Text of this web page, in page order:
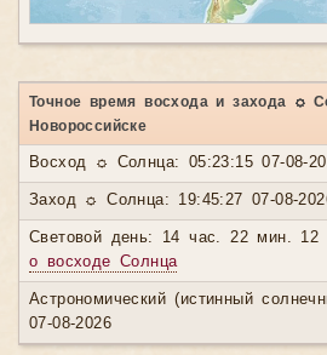
Точное время восхода и захода ☼
Новороссийске
Восход ☼ Солнца: 05:23:15 07-08-
Заход ☼ Солнца: 19:45:27 07-08-
Световой день: 14 час. 22 мин. 12
о восходе Солнца
Астрономический (истинный
07-08-2026